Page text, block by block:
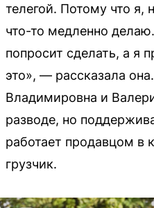
телегой. Потому что я,
что-то медленно
попросит сделать, а я
это», — рассказала
Владимировна и
разводе, но
работает продавцом в
грузчик.